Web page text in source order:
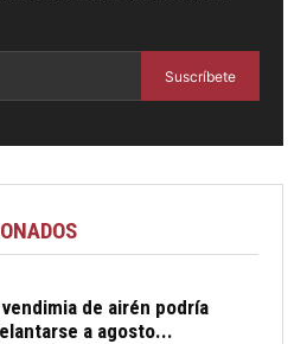
Suscríbete
vendimia de airén podría
a agosto...